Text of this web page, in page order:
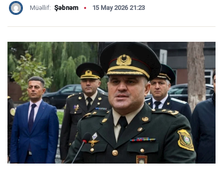
Müəllif: Şəbnəm 15 May 2026 21:23